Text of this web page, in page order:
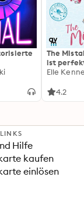
The
ist
2 | Roman
Elle
4.2
Hilfe
kaufen
einlösen